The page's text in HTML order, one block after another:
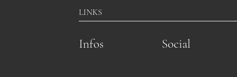
LINKS
Infos Social